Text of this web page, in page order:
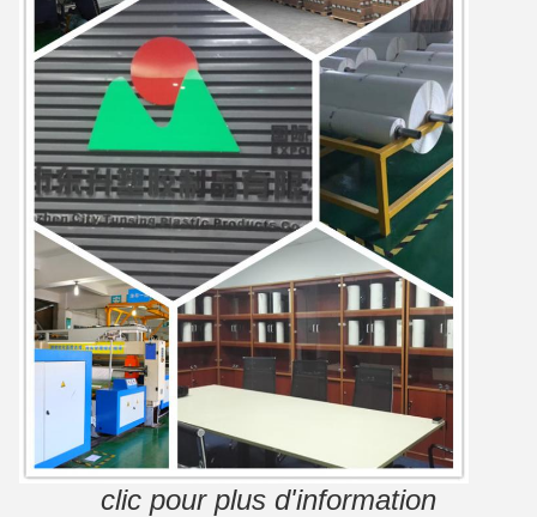
clic pour plus d'information